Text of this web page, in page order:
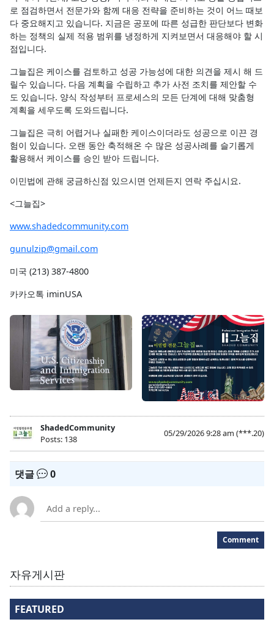
로 점검하면서 전문가와 함께 대응 전략을 준비하는 것이 어느 때보
다 중요해지고 있습니다. 지금은 공포에 따른 성급한 판단보다 변화
하는 정책의 실제 적용 범위를 냉정하게 지켜보면서 대응해야 할 시
점입니다.
그늘집은 케이스를 검토하고 성공 가능성에 대한 의견을 제시 해 드
릴수 있습니다. 다음 계획을 수립하고 추가 사전 조치를 제안할 수
도 있습니다. 양식 작성부터 프로세스의 모든 단계에 대해 맞춤형
계획을 세우도록 도와드립니다.
그늘집은 극히 어렵거나 실패한 케이스이더라도 성공으로 이끈 경
험이 있습니다. 오랜 동안 축적해온 수 많은 성공사례를 슬기롭게
활용해서 케이스를 승인 받아 드립니다.
이민법에 관해 궁금하신점 있으시면 언제든지 연락 주십시요.
<그늘집>
www.shadedcommunity.com
gunulzip@gmail.com
미국 (213) 387-4800
카카오톡 iminUSA
ShadedCommunity
Posts: 138
05/29/2026 9:28 am (***.20)
댓글 0
Comment
자유게시판
FEATURED